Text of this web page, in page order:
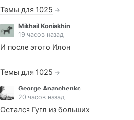
Темы для 1025 →
Mikhail Koniakhin
19 часов назад
И после этого Илон
Темы для 1025 →
George Ananchenko
20 часов назад
Остался Гугл из больших